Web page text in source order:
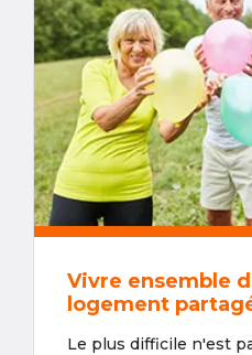
Vivre ensemble
logement
Le plus difficile n'est